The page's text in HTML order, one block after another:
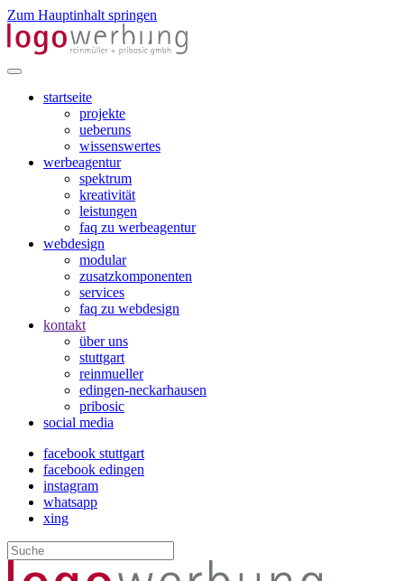
Zum Hauptinhalt springen
startseite
projekte
ueberuns
wissenswertes
werbeagentur
spektrum
kreativität
leistungen
faq zu werbeagentur
webdesign
modular
zusatzkomponenten
services
faq zu webdesign
kontakt
über uns
stuttgart
reinmueller
edingen-neckarhausen
pribosic
social media
facebook stuttgart
facebook edingen
instagram
whatsapp
xing